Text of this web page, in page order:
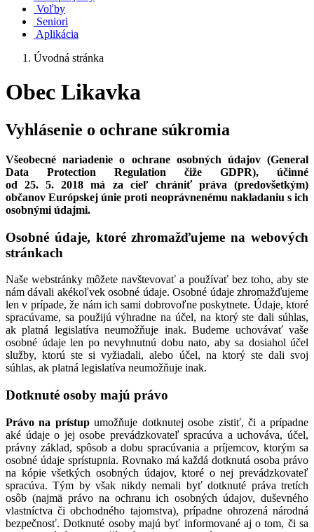
Voľby
Seniori
Aplikácia
Úvodná stránka
Obec Likavka
Vyhlásenie o ochrane súkromia
Všeobecné nariadenie o ochrane osobných údajov (General
Data Protection Regulation čiže GDPR), účinné
od 25. 5. 2018 má za cieľ chrániť práva (predovšetkým)
občanov Európskej únie proti neoprávnenému nakladaniu s ich
osobnými údajmi.
Osobné údaje, ktoré zhromažďujeme na webových
stránkach
Naše webstránky môžete navštevovať a používať bez toho, aby ste
nám dávali akékoľvek osobné údaje. Osobné údaje zhromažďujeme
len v prípade, že nám ich sami dobrovoľne poskytnete. Údaje, ktoré
spracúvame, sa použijú výhradne na účel, na ktorý ste dali súhlas,
ak platná legislatíva neumožňuje inak. Budeme uchovávať vaše
osobné údaje len po nevyhnutnú dobu nato, aby sa dosiahol účel
služby, ktorú ste si vyžiadali, alebo účel, na ktorý ste dali svoj
súhlas, ak platná legislatíva neumožňuje inak.
Dotknuté osoby majú právo
Právo na prístupumožňuje dotknutej osobe zistiť, či a prípadne
aké údaje o jej osobe prevádzkovateľ spracúva a uchováva, účel,
právny základ, spôsob a dobu spracúvania a príjemcov, ktorým sa
osobné údaje sprístupnia. Rovnako má každá dotknutá osoba právo
na kópie všetkých osobných údajov, ktoré o nej prevádzkovateľ
spracúva. Tým by však nikdy nemali byť dotknuté práva tretích
osôb (najmä právo na ochranu ich osobných údajov, duševného
vlastníctva či obchodného tajomstva), prípadne ohrozená národná
bezpečnosť. Dotknuté osoby majú byť informované aj o tom, či sa